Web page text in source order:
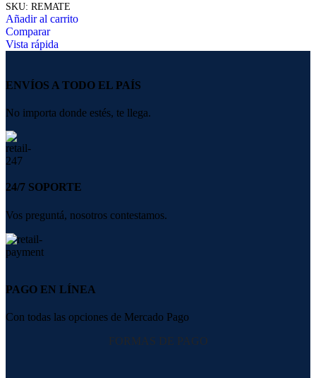
SKU: REMATE
Añadir al carrito
Comparar
Vista rápida
ENVÍOS A TODO EL PAÍS
No importa donde estés, te llega.
24/7 SOPORTE
Vos preguntá, nosotros contestamos.
PAGO EN LÍNEA
Con todas las opciones de Mercado Pago
FORMAS DE PAGO